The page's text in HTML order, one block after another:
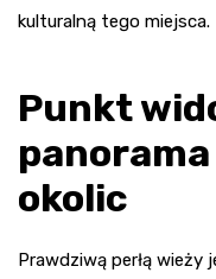
kulturalną tego miejsca.
Punkt
okolic
Prawdziwą perłą